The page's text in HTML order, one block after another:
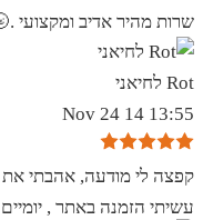
שרות מהיר אדיב ומקצועי
Rot לחיאני
13:55 14 Nov 24
קפצה לי מודעה, אהבתי
עשיתי הזמנה באתר , יומיים